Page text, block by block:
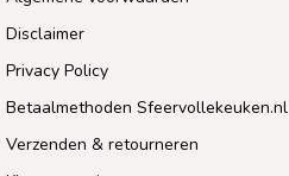
Disclaimer
Privacy Policy
Betaalmethoden Sfeervollekeuken.nl
Verzenden & retourneren